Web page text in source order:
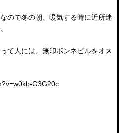
ので冬の朝、暖気する時に近所迷
て人には、無印ボンネビルをオス
G3G20c